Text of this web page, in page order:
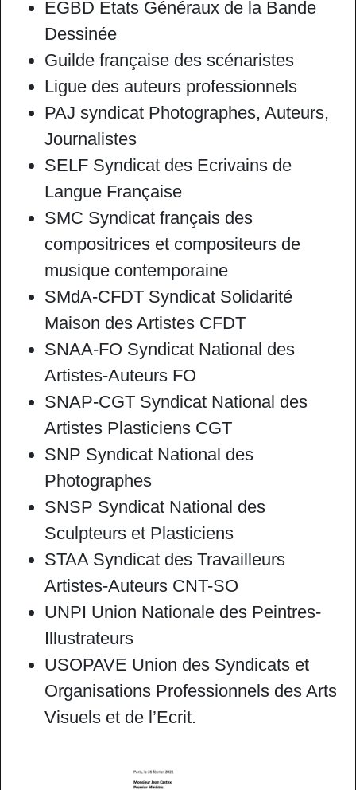
EGBD Etats Généraux de la Bande
Dessinée
Guilde française des scénaristes
Ligue des auteurs professionnels
PAJ syndicat Photographes, Auteurs,
Journalistes
SELF Syndicat des Ecrivains de
Langue Française
SMC Syndicat français des
compositrices et compositeurs de
musique contemporaine
SMdA-CFDT Syndicat Solidarité
Maison des Artistes CFDT
SNAA-FO Syndicat National des
Artistes-Auteurs FO
SNAP-CGT Syndicat National des
Artistes Plasticiens CGT
SNP Syndicat National des
Photographes
SNSP Syndicat National des
Sculpteurs et Plasticiens
STAA Syndicat des Travailleurs
Artistes-Auteurs CNT-SO
UNPI Union Nationale des Peintres-
Illustrateurs
USOPAVE Union des Syndicats et
Organisations Professionnels des Arts
Visuels et de l’Ecrit.